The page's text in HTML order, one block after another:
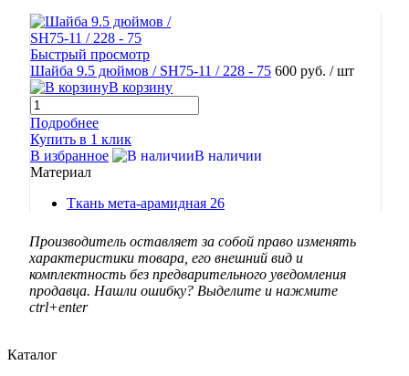
Быстрый просмотр
Шайба 9.5 дюймов / SH75-11 / 228 - 75 600 руб. / шт
В корзину
Подробнее
Купить в 1 клик
В избранное
В наличии
Материал
Ткань мета-арамидная 26
Производитель оставляет за собой право изменять
характеристики товара, его внешний вид и
комплектность без предварительного уведомления
продавца. Нашли ошибку? Выделите и нажмите
ctrl+enter
Каталог